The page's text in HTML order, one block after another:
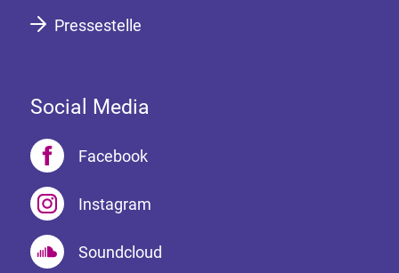
Pressestelle
Social Media
Facebook
Instagram
Soundcloud